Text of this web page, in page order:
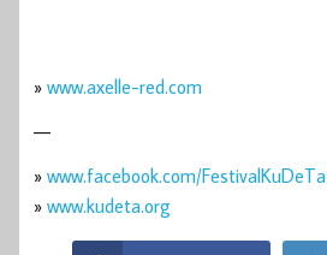
» www.axelle-red.com
—
» www.facebook.com/FestivalKuDeTa
» www.kudeta.org